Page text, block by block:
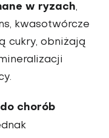
w ryzach,
kwasotwórcze
cukry, obniżają
chorób